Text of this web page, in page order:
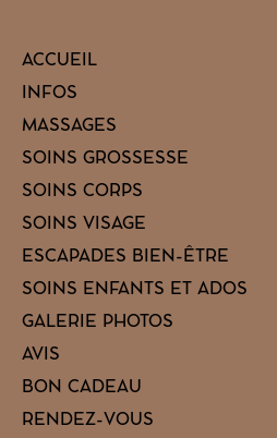
ACCUEIL
INFOS
MASSAGES
SOINS GROSSESSE
SOINS CORPS
SOINS VISAGE
ESCAPADES BIEN-ÊTRE
SOINS ENFANTS ET ADOS
GALERIE PHOTOS
AVIS
BON CADEAU
RENDEZ-VOUS